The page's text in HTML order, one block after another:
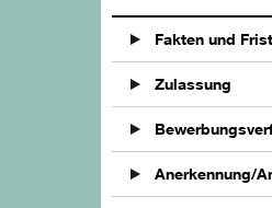
Fakten und
Zulassung
Anerkennung/